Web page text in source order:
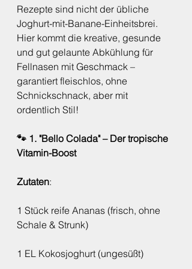
Rezepte sind nicht der übliche
Joghurt-mit-Banane-Einheitsbrei.
Hier kommt die kreative, gesunde
und gut gelaunte Abkühlung für
Fellnasen mit Geschmack –
garantiert fleischlos, ohne
Schnickschnack, aber mit
ordentlich Stil!
🐾 1. "Bello Colada" – Der tropische
Vitamin-Boost
Zutaten:
1 Stück reife Ananas (frisch, ohne
Schale & Strunk)
1 EL Kokosjoghurt (ungesüßt)